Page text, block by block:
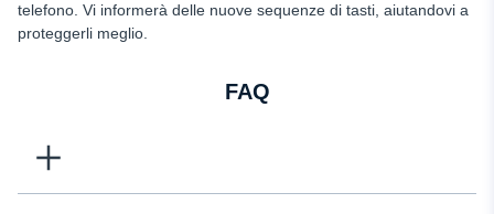
telefono. Vi informerà delle nuove sequenze di tasti, aiutandovi a
proteggerli meglio.
FAQ